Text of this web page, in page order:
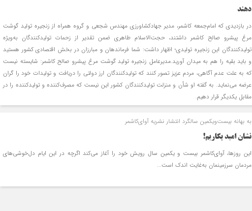
دهند
در بازدیدی که امام‌جمعه کاشمر، مدیر جهادکشاورزی مهندس شجعی و گروه همراه از زنجیره تولید گوشت
مرغ پیشرو صالح کاشمر داشتند، حجت‌الاسلام طاهری ضمن تقدیر از زحمات تولیدکنندگان به‌ویژه
تولیدکنندگان این زنجیره تولیدی؛ اظهار داشت: شما فرماندهان و مبارزان در بخش اقتصادی کشور هستید
و باید بقیه را هم به میدان آورید.مدیرعامل زنجیره تولید گوشت مرغ پیشرو صالح کاشمر: شایسته نیست
که به علت عدم آگاهی، مردم عزیز تصور کنند که تولیدکنندگان ارز دولتی را دریافت و تولیدات خود را گران
عرضه می‌نماید. به گفته او شأن و منزلت تولیدکنندگان کشور این نیست که مصرف‌کننده و تولیدکننده را در
مقابل یکدیگر قرار دهیم.
به بهانه بيست‌ويكمين سالگرد انتشار نشريه آوای‌كاشمر
نشان امید بکاریم!
این روزها، آوای‌کاشمر بیست و یکمین سال رویش خود را آغاز می‌کند اگرچه در این ایام دل‌خوشی‌های
مردمان سرزمین‏مان به‌غایت اندک است...